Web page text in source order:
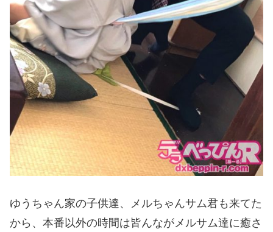
ゆうちゃん家の子供達、メルちゃんサム君も来てた
から、本番以外の時間は皆んながメルサム達に癒さ